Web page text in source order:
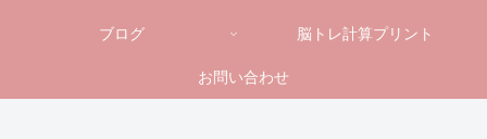
ブログ 脳トレ計算プリント
お問い合わせ